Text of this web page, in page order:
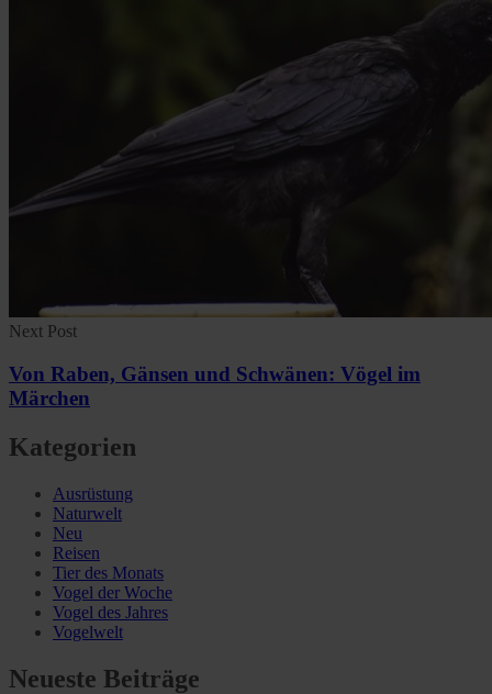
Next Post
Von Raben, Gänsen und Schwänen: Vögel im
Märchen
Kategorien
Ausrüstung
Naturwelt
Neu
Reisen
Tier des Monats
Vogel der Woche
Vogel des Jahres
Vogelwelt
Neueste Beiträge